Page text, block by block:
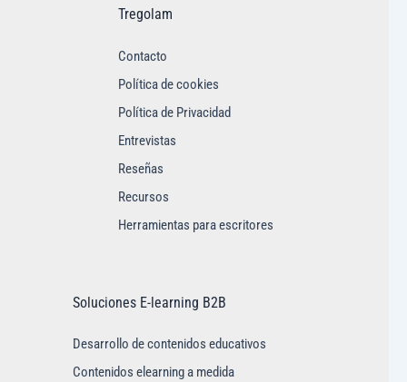
Tregolam
Contacto
Política de cookies
Política de Privacidad
Entrevistas
Reseñas
Recursos
Herramientas para escritores
Soluciones E-learning B2B
Desarrollo de contenidos educativos
Contenidos elearning a medida